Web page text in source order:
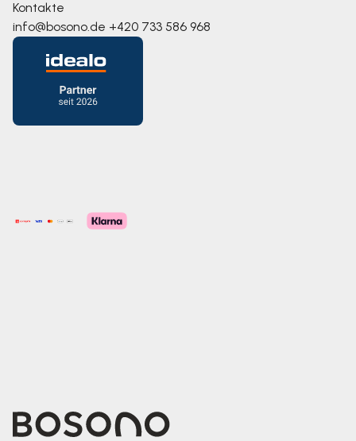
Kontakte
info@bosono.de +420 733 586 968